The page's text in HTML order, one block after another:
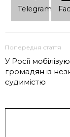
Telеgram
Попередня стаття
У Росії
громадян із
судимістю